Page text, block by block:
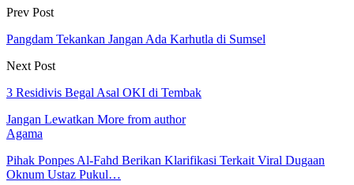
Prev Post
Pangdam Tekankan Jangan Ada Karhutla di Sumsel
Next Post
3 Residivis Begal Asal OKI di Tembak
Jangan Lewatkan More from author
Agama
Pihak Ponpes Al-Fahd Berikan Klarifikasi Terkait Viral Dugaan
Oknum Ustaz Pukul…